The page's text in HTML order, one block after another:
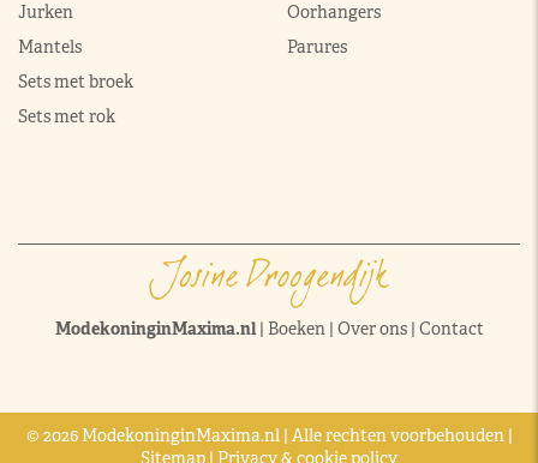
Jurken
Mantels
Sets met broek
Sets met rok
Oorhangers
Parures
ModekoninginMaxima.nl| Boeken | Over ons| Contact
© 2026 ModekoninginMaxima.nl | Alle rechten voorbehouden |
Sitemap | Privacy & cookie policy